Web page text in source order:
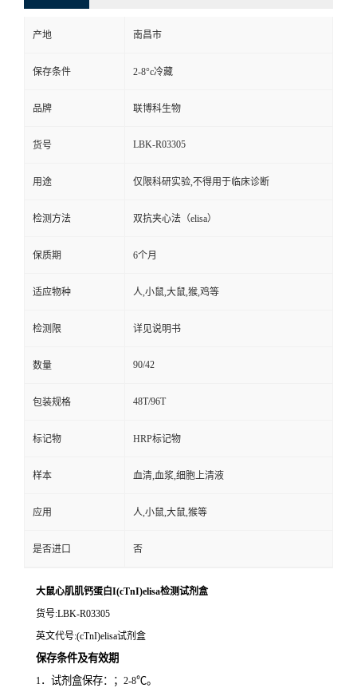
产地 南昌市
保存条件 2-8°c冷藏
品牌 联博科生物
货号 LBK-R03305
用途 仅限科研实验,不得用于临床诊断
检测方法 双抗夹心法（elisa）
保质期 6个月
适应物种 人,小鼠,大鼠,猴,鸡等
检测限 详见说明书
数量 90/42
包装规格 48T/96T
标记物 HRP标记物
样本 血清,血浆,细胞上清液
应用 人,小鼠,大鼠,猴等
是否进口 否
大鼠心肌肌钙蛋白I(cTnI)elisa检测试剂盒
货号:LBK-R03305
英文代号:(cTnI)elisa试剂盒
保存条件及有效期
1．试剂盒保存：； 2-8℃。